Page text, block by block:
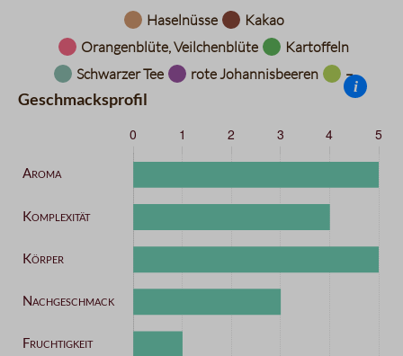
Datentabelle für das Diagramm: Aromarad
Haselnüsse
Kakao
Orangenblüte, Veilchenblüte
Kartoffeln
Schwarzer Tee
rote Johannisbeeren –
Geschmacksprofil
i